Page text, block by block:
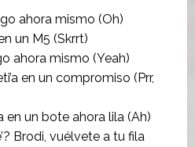
ahora mismo (Oh)
un M5 (Skrrt)
ahora mismo (Yeah)
en un compromiso (Prr,
un bote ahora lila (Ah)
Brodi, vuélvete a tu fila